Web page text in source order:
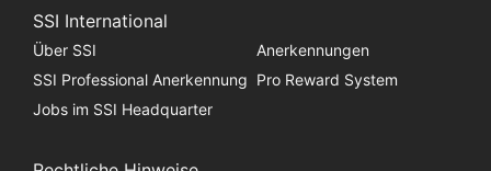
SSI International
Über SSI
Anerkennungen
SSI Professional Anerkennung Pro Reward System
Jobs im SSI Headquarter